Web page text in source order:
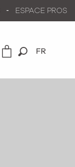
FR
ESPACE PROS